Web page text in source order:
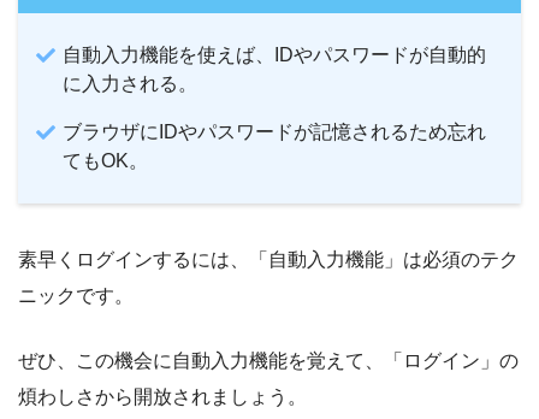
次回ログイン時に自動入力
つづいて、次の画像のようにキーボードの上あたりに、先程
保存したIDが表示されるので、そこをタップします。
ます。
すると、IDとパスワードがブラウザに記憶されます。
手順3
次回ログイン時に自動入力
次回、ログインする際は、以下画像のように「ID入力の欄」
すので、「続行」をタップします。
これで、自動入力が完了します。
自動入力機能を使えば、IDやパスワードが自動的
に入力される。
ブラウザにIDやパスワードが記憶されるため忘れ
てもOK。
素早くログインするには、「自動入力機能」は必須のテク
ニックです。
ぜひ、この機会に自動入力機能を覚えて、「ログイン」の
煩わしさから開放されましょう。